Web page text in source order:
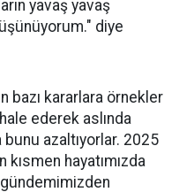
yavaş yavaş
diye
bazı kararlara örnekler
ederek aslında
azaltıyorlar. 2025
hayatımızda
gündemimizden